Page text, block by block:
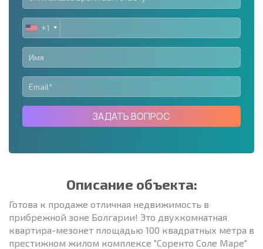
UNITED
STATES
+1
+1
ЗАДАТЬ ВОПРОС
Описание объекта:
Готова к продаже отличная недвижимость в
прибрежной зоне Болгарии! Это двухкомнатная
квартира-мезонет площадью 100 квадратных метра в
престижном жилом комплексе "Соренто Соле Маре"